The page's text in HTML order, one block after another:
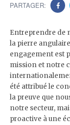
PARTAGER:
Entreprendre de
la pierre
engagement est
mission et notre
été attribué le
la preuve que
notre secteur,
proactive à une